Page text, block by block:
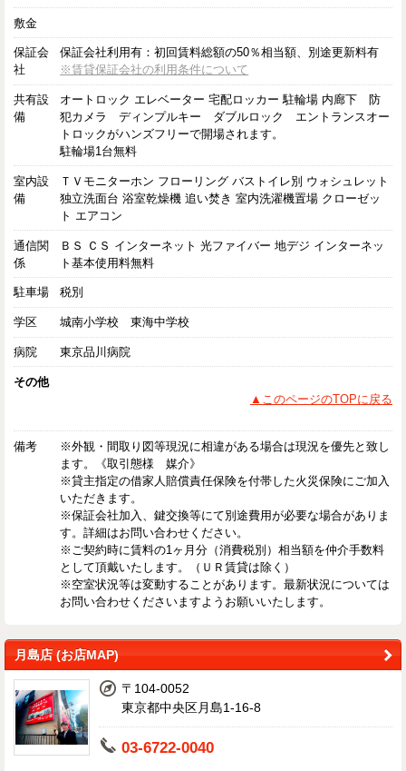
敷金
保証会
社
保証会社利用有：初回賃料総額の50％相当額、別途更新料有
※賃貸保証会社の利用条件について
共有設
備
オートロック エレベーター 宅配ロッカー 駐輪場 内廊下 防
犯カメラ ディンプルキー ダブルロック エントランスオー
トロックがハンズフリーで開場されます。
駐輪場1台無料
室内設
備
ＴＶモニターホン フローリング バストイレ別 ウォシュレット
独立洗面台 浴室乾燥機 追い焚き 室内洗濯機置場 クローゼッ
ト エアコン
通信関
係
ＢＳ ＣＳ インターネット 光ファイバー 地デジ インターネッ
ト基本使用料無料
駐車場 税別
学区 城南小学校 東海中学校
病院 東京品川病院
その他
▲このページのTOPに戻る
備考
※外観・間取り図等現況に相違がある場合は現況を優先と致し
ます。《取引態様 媒介》
※貸主指定の借家人賠償責任保険を付帯した火災保険にご加入
いただきます。
※保証会社加入、鍵交換等にて別途費用が必要な場合がありま
す。詳細はお問い合わせください。
※ご契約時に賃料の1ヶ月分（消費税別）相当額を仲介手数料
として頂戴いたします。（ＵＲ賃貸は除く）
※空室状況等は変動することがあります。最新状況については
お問い合わせくださいますようお願いいたします。
月島店 (お店MAP)
〒104-0052
東京都中央区月島1-16-8
03-6722-0040